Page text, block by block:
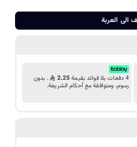
ب
الى العربة
4 دفعات بلا فوائد بقيمة 2.25
. بدون
رسوم، ومتوافقة مع أحكام الشريعة.